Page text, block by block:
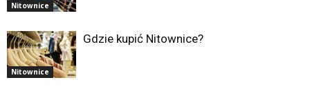
Nitownice
Nitownice
Gdzie kupić Nitownice?